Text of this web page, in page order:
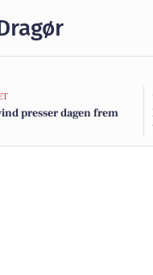
presser dagen frem